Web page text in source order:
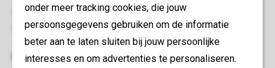
onder meer tracking cookies, die jouw
persoonsgegevens gebruiken om de informatie
beter aan te laten sluiten bij jouw persoonlijke
interesses en om advertenties te personaliseren.
Animaux admis
Animaux non admis
Chambre(s) à coucher